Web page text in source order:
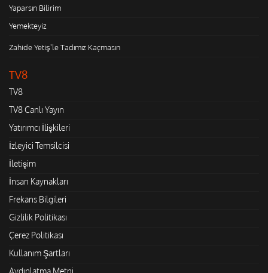
Yaparsın Bilirim
Yemekteyiz
Zahide Yetiş'le Tadımız Kaçmasın
TV8
TV8
TV8 Canlı Yayın
Yatırımcı İlişkileri
İzleyici Temsilcisi
İletişim
İnsan Kaynakları
Frekans Bilgileri
Gizlilik Politikası
Çerez Politikası
Kullanım Şartları
Aydınlatma Metni